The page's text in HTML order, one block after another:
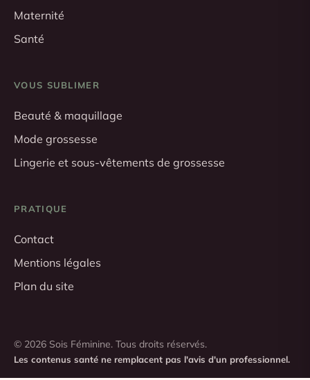
Maternité
Santé
VOUS SUBLIMER
Beauté & maquillage
Mode grossesse
Lingerie et sous-vêtements de grossesse
PRATIQUE
Contact
Mentions légales
Plan du site
© 2026 Sois Féminine. Tous droits réservés.
Les contenus santé ne remplacent pas l'avis d'un professionnel.